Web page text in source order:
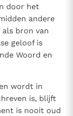
door het
andere
als bron van
geloof is
Woord en
wordt in
is, blijft
is nooit oud